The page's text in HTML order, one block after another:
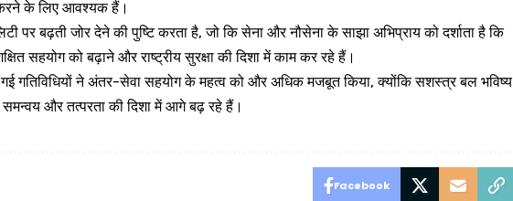
करने के लिए आवश्यक हैं।
पर बढ़ती जोर देने की पुष्टि करता है, जो कि सेना और नौसेना के साझा अभिप्राय को दर्शाता है कि
सहयोग को बढ़ाने और राष्ट्रीय सुरक्षा की दिशा में काम कर रहे हैं।
गतिविधियों ने अंतर-सेवा सहयोग के महत्व को और अधिक मजबूत किया, क्योंकि सशस्त्र बल भविष्य
और तत्परता की दिशा में आगे बढ़ रहे हैं।
Facebook